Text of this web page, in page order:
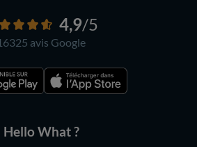
4,9/5
avis Google
Hello What ?